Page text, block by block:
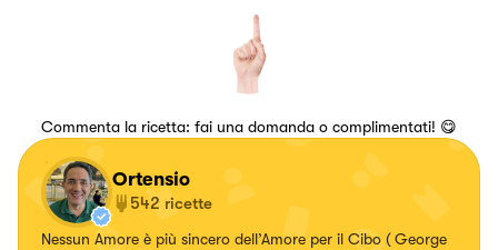
Commenta la ricetta: fai una domanda o complimentati! 😋
Ortensio
542 ricette
Nessun Amore è più sincero dell’Amore per il Cibo ( George